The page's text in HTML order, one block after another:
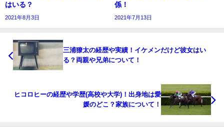
はいる？
2021年8月3日
係！
2021年7月13日
三浦獠太の経歴や実績！イケメンだけど彼女はい
る？両親や兄弟について！
ヒコロヒーの経歴や学歴(高校や大学)！出身地は愛
媛のどこ？家族について！